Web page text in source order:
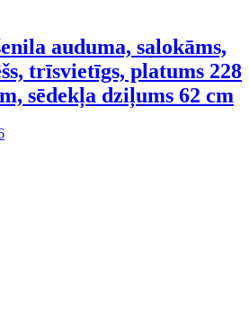
auduma, salokāms,
trīsvietīgs, platums 228
sēdekļa dziļums 62 cm